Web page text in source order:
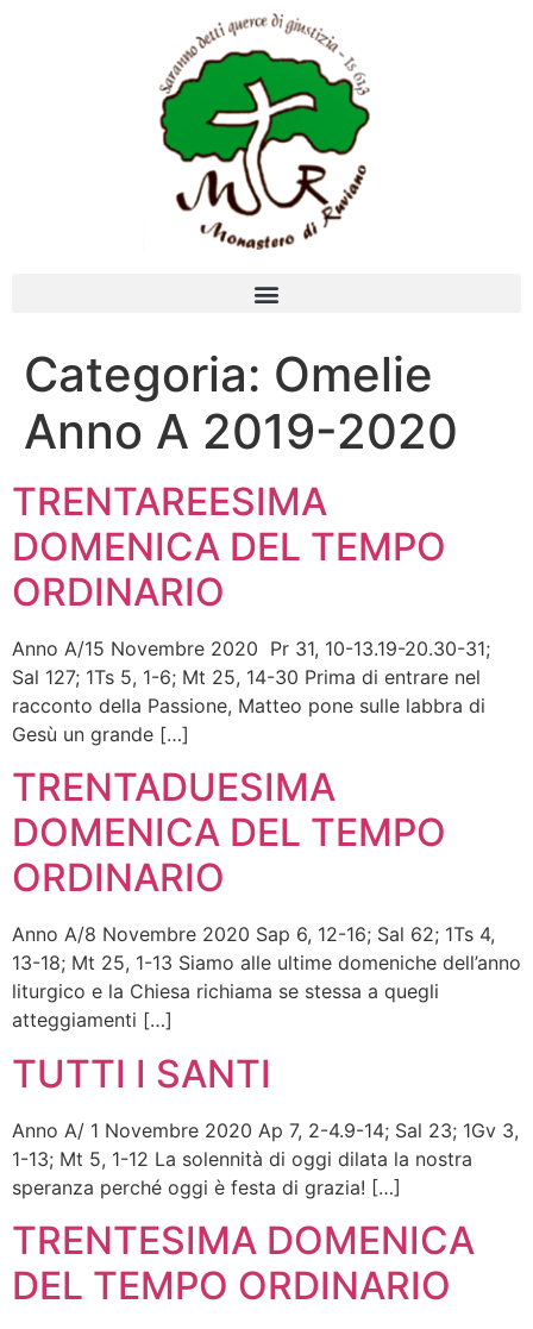
Categoria: Omelie
Anno A 2019-2020
TRENTAREESIMA
DOMENICA DEL TEMPO
ORDINARIO
Anno A/15 Novembre 2020 Pr 31, 10-13.19-20.30-31;
Sal 127; 1Ts 5, 1-6; Mt 25, 14-30 Prima di entrare nel
racconto della Passione, Matteo pone sulle labbra di
Gesù un grande […]
TRENTADUESIMA
DOMENICA DEL TEMPO
ORDINARIO
Anno A/8 Novembre 2020 Sap 6, 12-16; Sal 62; 1Ts 4,
13-18; Mt 25, 1-13 Siamo alle ultime domeniche dell’anno
liturgico e la Chiesa richiama se stessa a quegli
atteggiamenti […]
TUTTI I SANTI
Anno A/ 1 Novembre 2020 Ap 7, 2-4.9-14; Sal 23; 1Gv 3,
1-13; Mt 5, 1-12 La solennità di oggi dilata la nostra
speranza perché oggi è festa di grazia! […]
TRENTESIMA DOMENICA
DEL TEMPO ORDINARIO